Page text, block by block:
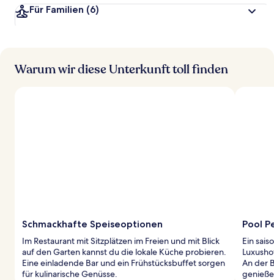
Für Familien (6)
Warum wir diese Unterkunft toll finden
Schmackhafte Speiseoptionen
Im Restaurant mit Sitzplätzen im Freien und mit Blick
auf den Garten kannst du die lokale Küche probieren.
Eine einladende Bar und ein Frühstücksbuffet sorgen
für kulinarische Genüsse.
Pool
Ein
An der